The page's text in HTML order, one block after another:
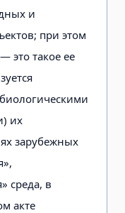
и
при этом
это такое ее
их
зарубежных
среда, в
акте